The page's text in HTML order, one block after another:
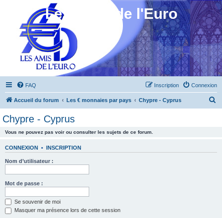
Les Amis de l'Euro
FAQ Connexion
Inscription
Accueil du forum Les € monnaies par pays Chypre - Cyprus
Chypre - Cyprus
Vous ne pouvez pas voir ou consulter les sujets de ce forum.
CONNEXION • INSCRIPTION
Nom d’utilisateur :
Mot de passe :
Se souvenir de moi
Masquer ma présence lors de cette session